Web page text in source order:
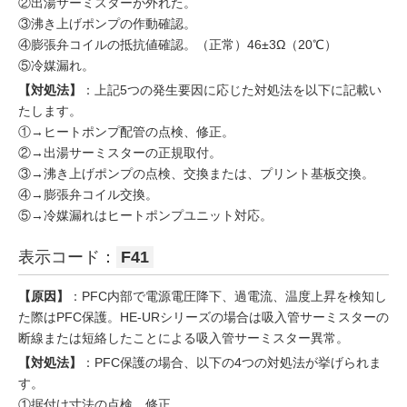
③沸き上げポンプの作動確認。
④膨張弁コイルの抵抗値確認。（正常）46±3Ω（20℃）
⑤冷媒漏れ。
【対処法】
：上記5つの発生要因に応じた対処法を以下に記載い
たします。
①→ヒートポンプ配管の点検、修正。
②→出湯サーミスターの正規取付。
③→沸き上げポンプの点検、交換または、プリント基板交換。
④→膨張弁コイル交換。
⑤→冷媒漏れはヒートポンプユニット対応。
表示コード： F41
【原因】
：PFC内部で電源電圧降下、過電流、温度上昇を検知し
た際はPFC保護。HE-URシリーズの場合は吸入管サーミスターの
断線または短絡したことによる吸入管サーミスター異常。
【対処法】
：PFC保護の場合、以下の4つの対処法が挙げられま
す。